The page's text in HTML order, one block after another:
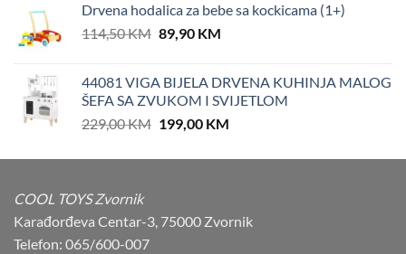
84,90 KM.77,90 KM.
Drvena hodalica za bebe sa kockicama (1+)
114,50KM Original
114,50 KM.
89,90 KMCurrent
89,90 KM.
44081 VIGA BIJELA DRVENA KUHINJA MALOG
ŠEFA SA ZVUKOM I SVIJETLOM
229,00KM Original
was:
199,00 KMCurrent
is:
COOL TOYS Zvornik
Karađorđeva Centar-3, 75000 Zvornik
Telefon: 065/600-007